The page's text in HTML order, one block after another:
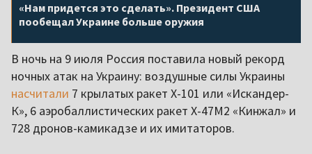
«Нам придется это сделать». Президент США
пообещал Украине больше оружия
В ночь на 9 июля Россия поставила новый рекорд
ночных атак на Украину: воздушные силы Украины
насчитали 7 крылатых ракет X-101 или «Искандер-
К», 6 аэробаллистических ракет Х-47М2 «Кинжал» и
728 дронов-камикадзе и их имитаторов.